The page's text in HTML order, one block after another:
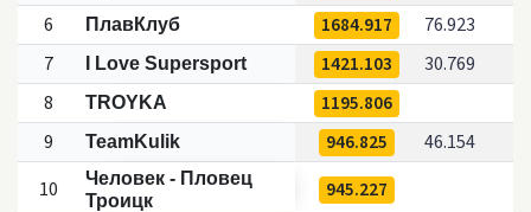
6
ПлавКлуб 1684.917
76.923
7
I Love Supersport 1421.103
30.769
8
TROYKA
1195.806
9
TeamKulik 946.825
46.154
10
Человек - Пловец
Троицк
945.227